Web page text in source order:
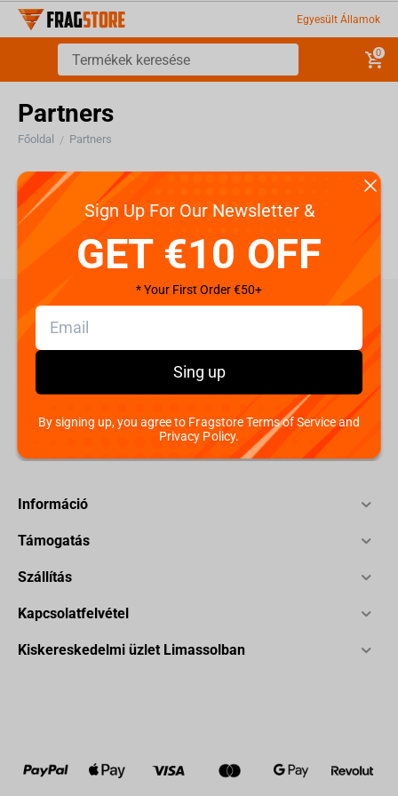
Egyesült Államok
0
Partners
Főoldal / Partners
Partners
care@fragstore.com
+357 95952841
Információ
Támogatás
Szállítás
Kapcsolatfelvétel
Kiskereskedelmi üzlet Limassolban
Sign Up For Our Newsletter &
GET €10 OFF
* Your First Order €50+
Sing up
By signing up, you agree to Fragstore Terms of Service and
Privacy Policy.